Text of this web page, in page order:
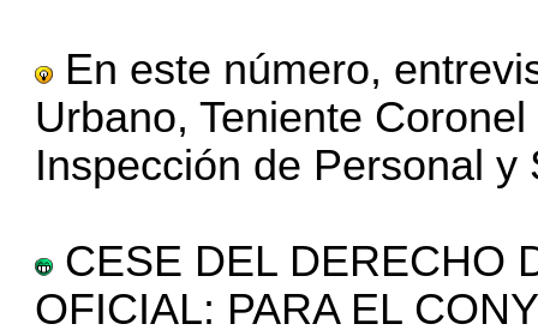
En este número,
Urbano, Teniente
Inspección de Personal
CESE DEL DERECHO
OFICIAL: PARA EL